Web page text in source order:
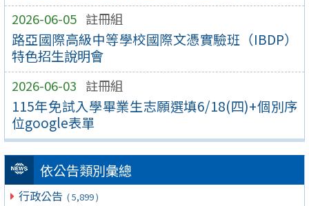
2026-06-05 註冊組
路亞國際高級中等學校國際文憑實驗班（IBDP）
特色招生說明會
2026-06-03 註冊組
115年免試入學畢業生志願選填6/18(四)+個別序
位google表單
依公告類別彙總
行政公告 ( 5,899 )